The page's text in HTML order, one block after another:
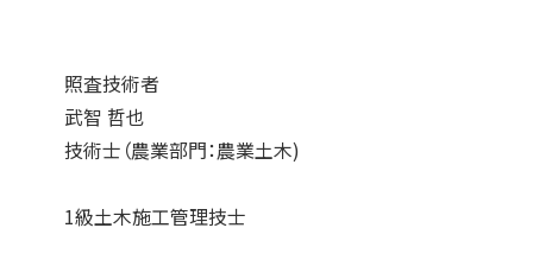
照査技術者
武智 哲也
技術士（農業部門：農業土木)
1級土木施工管理技士